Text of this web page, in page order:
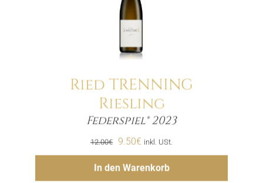
Ried TRENNING
Riesling
Federspiel® 2023
12.00€
Ursprünglicher
Preis
war:
9.50€ Aktueller
Preis
ist:
inkl. USt.
In den Warenkorb
Menge
Hinzufügen